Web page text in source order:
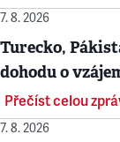
7. 8. 2026
Turecko,
dohodu o
Přečíst celou
7. 8. 2026